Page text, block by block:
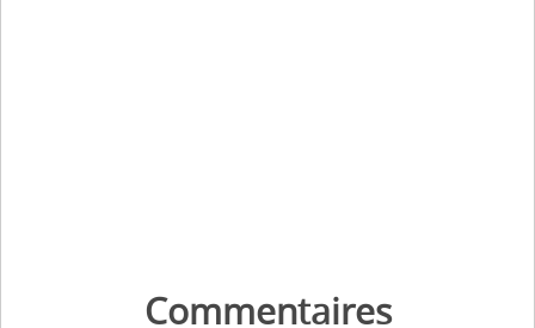
Commentaires